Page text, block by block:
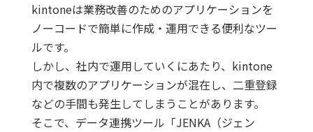
kintoneは業務改善のためのアプリケーションを
ノーコードで簡単に作成・運用できる便利なツー
ルです。
しかし、社内で運用していくにあたり、kintone
内で複数のアプリケーションが混在し、二重登録
などの手間も発生してしまうことがあります。
そこで、データ連携ツール「JENKA（ジェン